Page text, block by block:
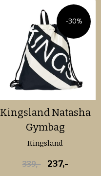
-30%
Kingsland Natasha
Gymbag
Kingsland
339,- 237,-